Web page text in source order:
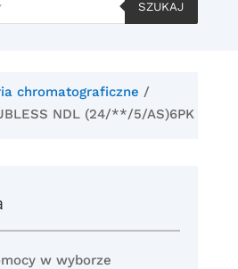
SZUKAJ
chromatograficzne /
NDL (24/**/5/AS)6PK
w wyborze